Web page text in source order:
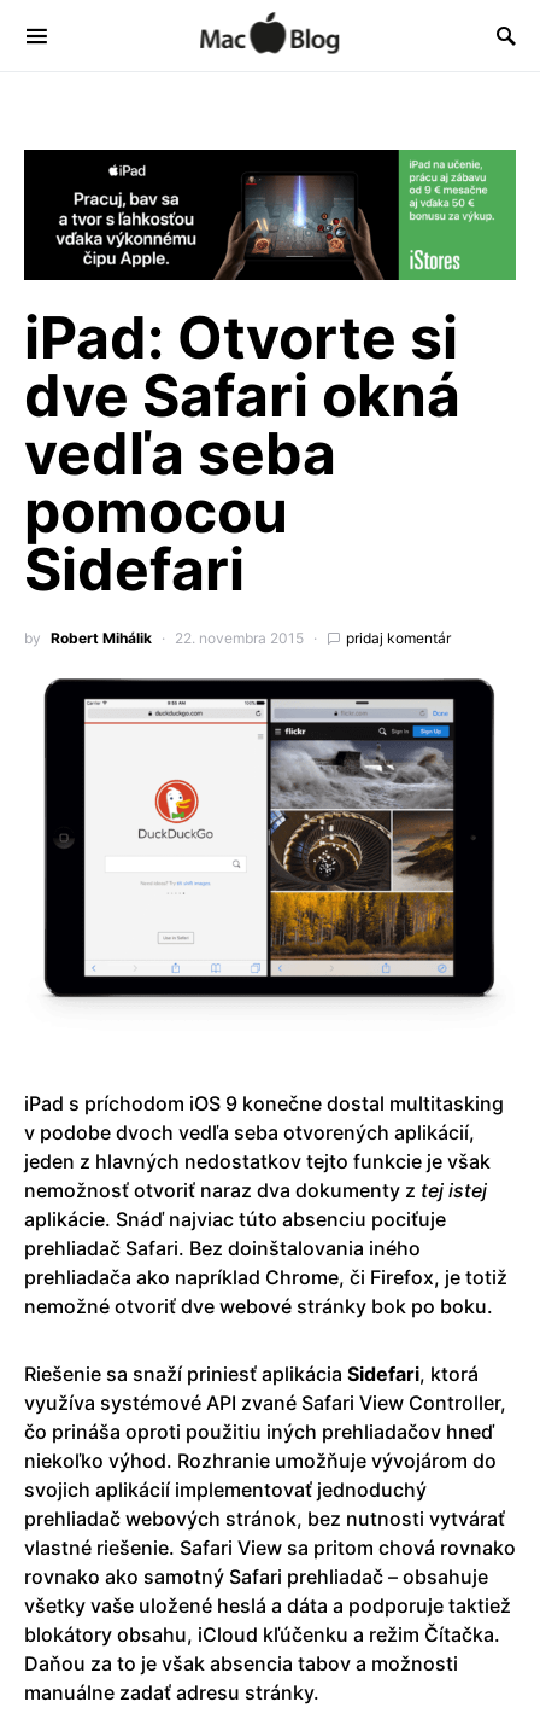
iPad: Otvorte si
dve Safari okná
vedľa seba
pomocou
Sidefari
by Robert Mihálik 22. novembra 2015 pridaj komentár
iPad s príchodom iOS 9 konečne dostal multitasking
v podobe dvoch vedľa seba otvorených aplikácií,
jeden z hlavných nedostatkov tejto funkcie je však
nemožnosť otvoriť naraz dva dokumenty z tej istej
aplikácie. Snáď najviac túto absenciu pociťuje
prehliadač Safari. Bez doinštalovania iného
prehliadača ako napríklad Chrome, či Firefox, je totiž
nemožné otvoriť dve webové stránky bok po boku.
Riešenie sa snaží priniesť aplikácia Sidefari, ktorá
využíva systémové API zvané Safari View Controller,
čo prináša oproti použitiu iných prehliadačov hneď
niekoľko výhod. Rozhranie umožňuje vývojárom do
svojich aplikácií implementovať jednoduchý
prehliadač webových stránok, bez nutnosti vytvárať
vlastné riešenie. Safari View sa pritom chová rovnako
rovnako ako samotný Safari prehliadač – obsahuje
všetky vaše uložené heslá a dáta a podporuje taktiež
blokátory obsahu, iCloud kľúčenku a režim Čítačka.
Daňou za to je však absencia tabov a možnosti
manuálne zadať adresu stránky.